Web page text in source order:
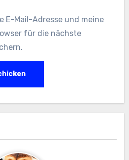
E-Mail-Adresse und meine
für die nächste